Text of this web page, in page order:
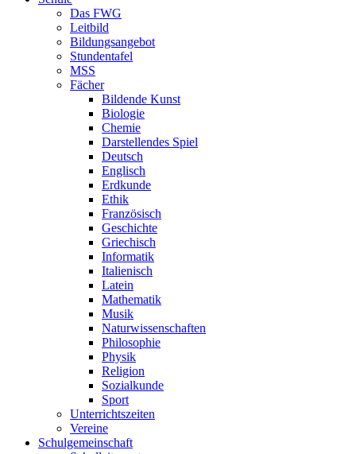
Das FWG
Leitbild
Bildungsangebot
Stundentafel
MSS
Fächer
Bildende Kunst
Biologie
Chemie
Darstellendes Spiel
Deutsch
Englisch
Erdkunde
Ethik
Französisch
Geschichte
Griechisch
Informatik
Italienisch
Latein
Mathematik
Musik
Naturwissenschaften
Philosophie
Physik
Religion
Sozialkunde
Sport
Unterrichtszeiten
Vereine
Schulgemeinschaft